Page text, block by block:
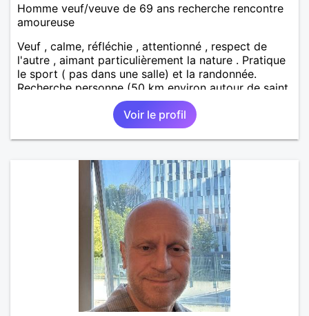
Homme veuf/veuve de 69 ans recherche rencontre
amoureuse
Veuf , calme, réfléchie , attentionné , respect de
l'autre , aimant particulièrement la nature . Pratique
le sport ( pas dans une salle) et la randonnée.
Recherche personne (50 km environ autour de saint
étienne) pour finir le reste de ma vie , sereinement ,
en parfaite harmonie et confiance.
Voir le profil